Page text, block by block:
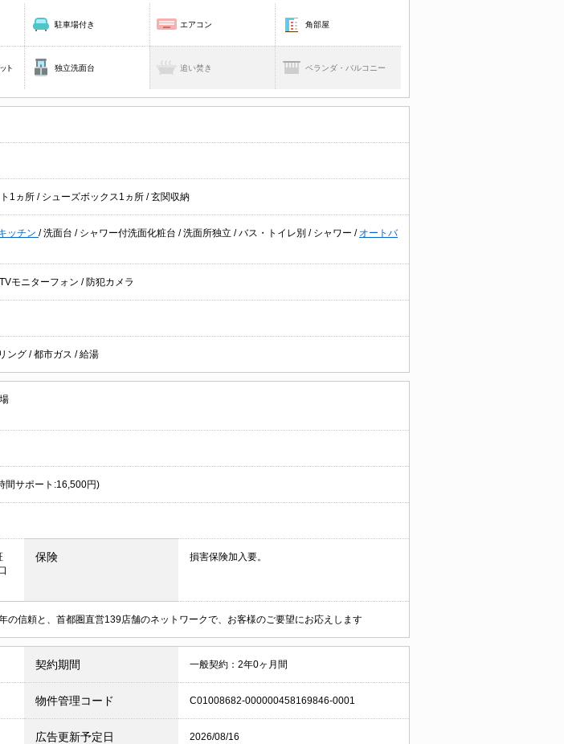
駐車場付き エアコン 角部屋
ト 独立洗面台 追い焚き ベランダ・バルコニー
1ヵ所 / シューズボックス1ヵ所 /玄関収納
ッチン /洗面台 / シャワー付洗面化粧台 /洗面所独立 /バス・トイレ別 / シャワー / オートバ
TVモニターフォン / 防犯カメラ
ング /都市ガス /給湯
間サポート:16,500円)
保険 損害保険加入要。
信頼と、首都圏直営139店舗のネットワークで、お客様のご要望にお応えします
契約期間 一般契約：2年0ヶ月間
物件管理コード C01008682-000000458169846-0001
広告更新予定日 2026/08/16